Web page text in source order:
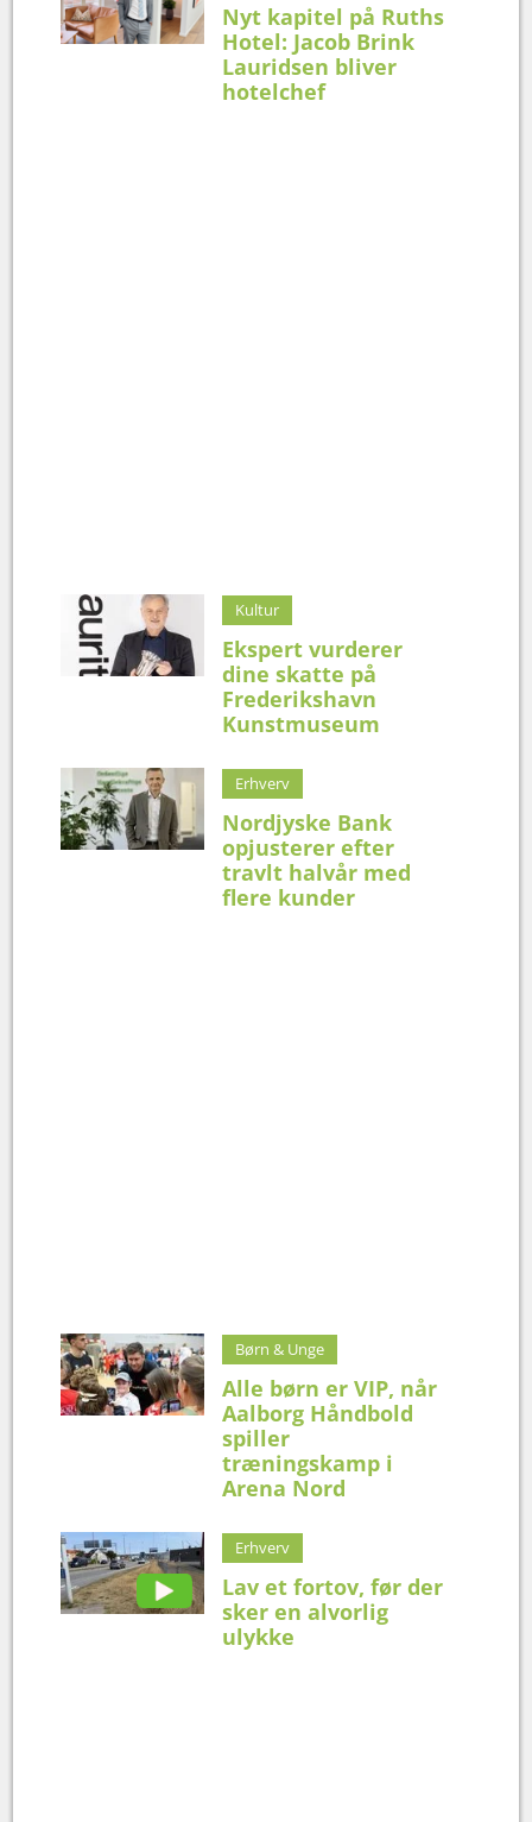
Nyt kapitel på Ruths
Hotel: Jacob Brink
Lauridsen bliver
hotelchef
Kultur
Ekspert vurderer
dine skatte på
Frederikshavn
Kunstmuseum
Erhverv
Nordjyske Bank
opjusterer efter
travlt halvår med
flere kunder
Børn & Unge
Alle børn er VIP, når
Aalborg Håndbold
spiller
træningskamp i
Arena Nord
Erhverv
Lav et fortov, før der
sker en alvorlig
ulykke